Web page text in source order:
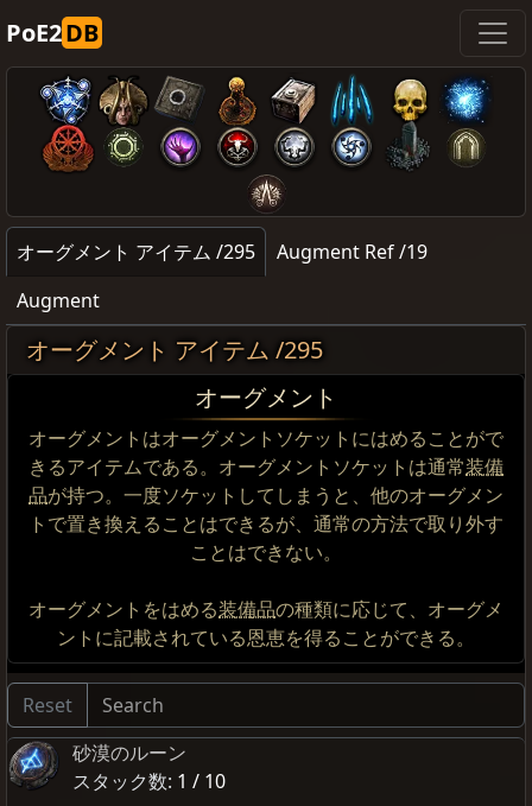
PoE2DB
オーグメント アイテム /295
Augment Ref /19
Augment
オーグメント アイテム /295
オーグメント
オーグメントはオーグメントソケットにはめることがで
きるアイテムである。オーグメントソケットは通常装備
品が持つ。一度ソケットしてしまうと、他のオーグメン
トで置き換えることはできるが、通常の方法で取り外す
ことはできない。
オーグメントをはめる装備品の種類に応じて、オーグメ
ントに記載されている恩恵を得ることができる。
Reset
砂漠のルーン
スタック数: 1 / 10